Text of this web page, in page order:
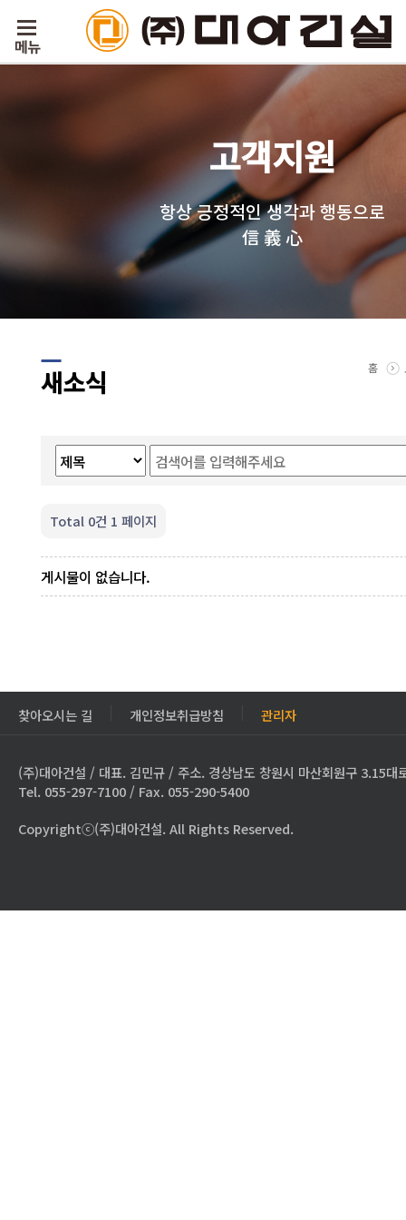
고객지원
항상 긍정적인 생각과 행동으로
信 義 心
새소식 홈
Total 0건 1 페이지
게시물이 없습니다.
찾아오시는 길 개인정보취급방침 관리자
(주)대아건설 / 대표. 김민규 / 주소. 경상남도 창원시 마산회원구 3.15대
Tel. 055-297-7100 / Fax. 055-290-5400
Copyrightⓒ(주)대아건설. All Rights Reserved.